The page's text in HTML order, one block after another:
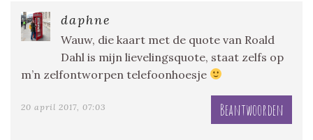
daphne
Wauw, die kaart met de quote van Roald
Dahl is mijn lievelingsquote, staat zelfs op
m’n zelfontworpen telefoonhoesje
20 april 2017, 07:03 Beantwoorden